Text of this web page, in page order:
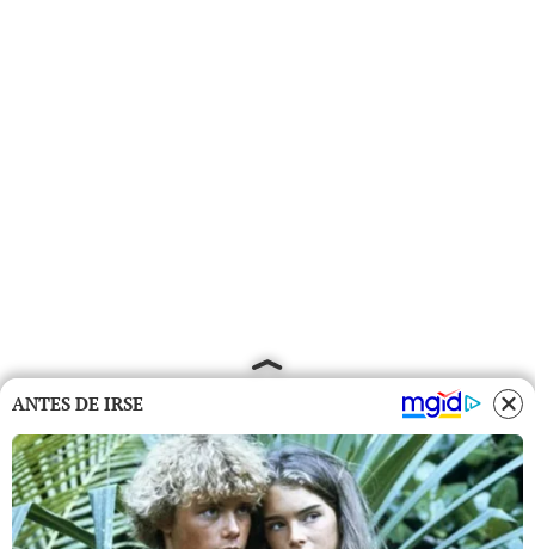
ANTES DE IRSE